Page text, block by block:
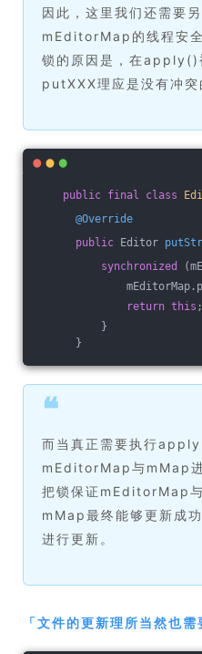
因此，这里我们还需要
mEditorMap的线程安
锁的原因是，在apply()
putXXX理应是没有冲突
public final class
@Override
public Editor
synchronized
return this ;
}
}
❝
而当真正需要执行
mEditorMap与mMap
把锁保证mEditorMap
mMap最终能够更新成
进行更新。
「文件的更新理所当然也需